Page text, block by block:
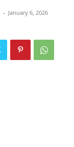
- January 6, 2026